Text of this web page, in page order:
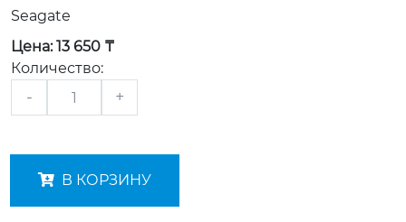
Seagate
Цена: 13 650 ₸
Количество:
- +
В КОРЗИНУ